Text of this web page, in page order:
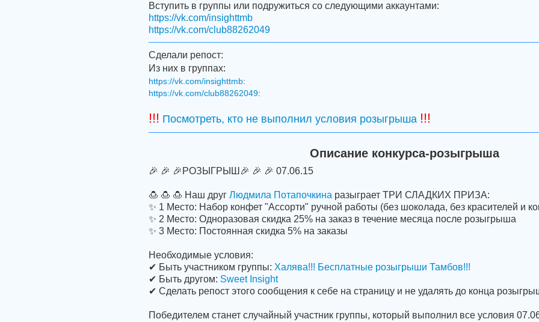
Вступить в группы или подружиться со следующими аккаунтами:
https://vk.com/insighttmb
https://vk.com/club88262049
Сделали репост:
Из них в группах:
https://vk.com/insighttmb:
https://vk.com/club88262049:
!!! Посмотреть, кто не выполнил условия розыгрыша !!!
Описание конкурса-розыгрыша
🎉 🎉 🎉РОЗЫГРЫШ🎉 🎉 🎉 07.06.15
🍮 🍮 🍮 Наш друг Людмила Потапочкина разыграет ТРИ СЛАДКИХ ПРИЗА:
✨ 1 Место: Набор конфет "Ассорти" ручной работы (без шоколада, без красителей и
✨ 2 Место: Одноразовая скидка 25% на заказ в течение месяца после розыгрыша
✨ 3 Место: Постоянная скидка 5% на заказы
Необходимые условия:
✔ Быть участником группы: Халява!!! Бесплатные розыгрыши Тамбов!!!
✔ Быть другом: Sweet Insight
✔ Сделать репост этого сообщения к себе на страницу и не удалять до конца
Победителем станет случайный участник группы, который выполнил все условия